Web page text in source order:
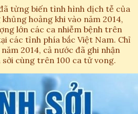
từng biến tình hình dịch tễ của
hoảng khi vào năm 2014,
lớn các ca nhiễm bệnh trên
các tỉnh phía bắc Việt Nam. Chỉ
2014, cả nước đã ghi nhận
sởi cùng trên 100 ca tử vong.